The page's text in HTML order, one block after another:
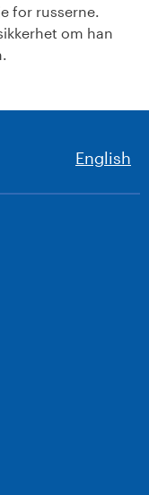
for russerne.
om han
English